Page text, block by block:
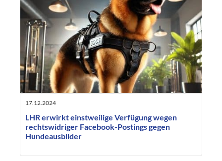
17.12.2024
LHR erwirkt einstweilige Verfügung wegen
rechtswidriger Facebook-Postings gegen
Hundeausbilder